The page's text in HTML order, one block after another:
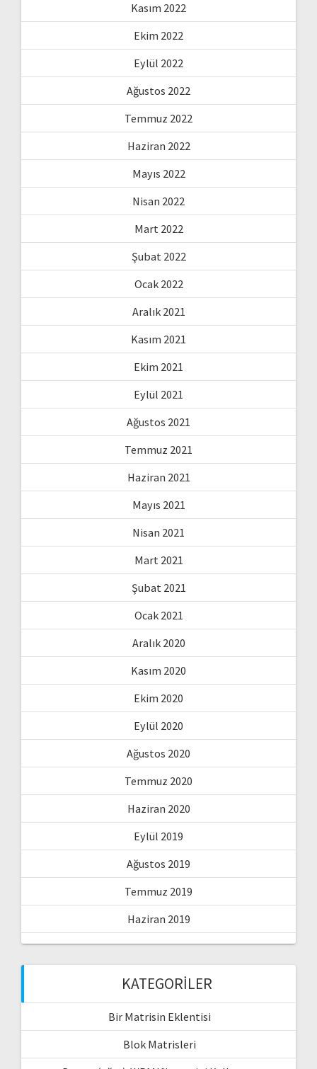
Kasım 2022
Ekim 2022
Eylül 2022
Ağustos 2022
Temmuz 2022
Haziran 2022
Mayıs 2022
Nisan 2022
Mart 2022
Şubat 2022
Ocak 2022
Aralık 2021
Kasım 2021
Ekim 2021
Eylül 2021
Ağustos 2021
Temmuz 2021
Haziran 2021
Mayıs 2021
Nisan 2021
Mart 2021
Şubat 2021
Ocak 2021
Aralık 2020
Kasım 2020
Ekim 2020
Eylül 2020
Ağustos 2020
Temmuz 2020
Haziran 2020
Eylül 2019
Ağustos 2019
Temmuz 2019
Haziran 2019
KATEGORILER
Bir Matrisin Eklentisi
Blok Matrisleri